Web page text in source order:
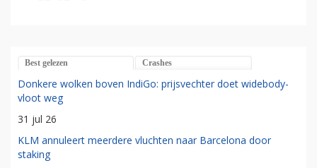
Best gelezen Crashes
Donkere wolken boven IndiGo: prijsvechter doet widebody-
vloot weg
31 jul 26
KLM annuleert meerdere vluchten naar Barcelona door
staking